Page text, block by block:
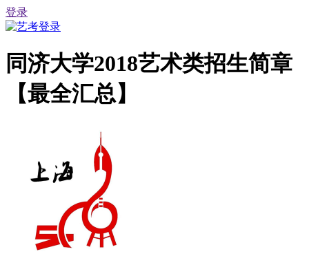
登录
同济大学2018艺术类招生简章
【最全汇总】